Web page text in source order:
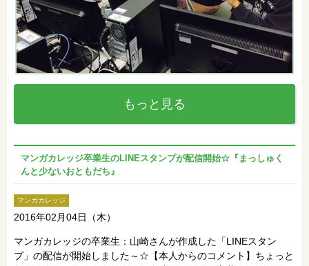
もっと見る
マンガカレッジ卒業生のLINEスタンプが配信開始☆『まっしゅく
んと少ないおともだち』
マンガカレッジ
2016年02月04日（木）
マンガカレッジの卒業生：山崎さんが作成した「LINEスタン
プ」の配信が開始しました～☆【本人からのコメント】ちょっと